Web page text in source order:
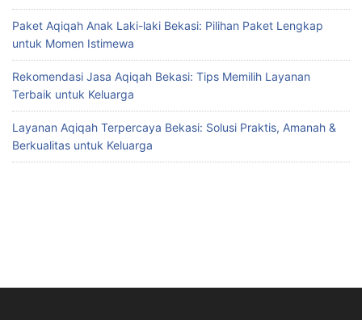
Paket Aqiqah Anak Laki-laki Bekasi: Pilihan Paket Lengkap
untuk Momen Istimewa
Rekomendasi Jasa Aqiqah Bekasi: Tips Memilih Layanan
Terbaik untuk Keluarga
Layanan Aqiqah Terpercaya Bekasi: Solusi Praktis, Amanah &
Berkualitas untuk Keluarga